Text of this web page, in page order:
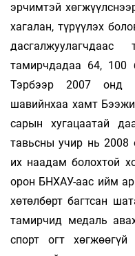
эрчимтэй
хагалан, түрүүлэх
тамирчдадаа 64, 100
Тэрбээр 2007 онд
шавийнхаа хамт
сарын хуга­цаатай
тавьсны учир нь 2008
их наадам болохтой
орон БНХАУ-аас ийм
хөтөлбөрт багтсан
тамирчид медаль
спорт огт